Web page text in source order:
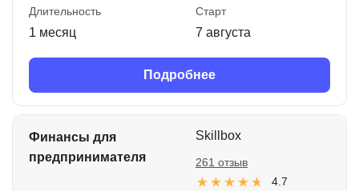
Длительность
1 месяц
Старт
7 августа
Подробнее
Финансы для
предпринимателя
Skillbox
4.7
261 отзыв